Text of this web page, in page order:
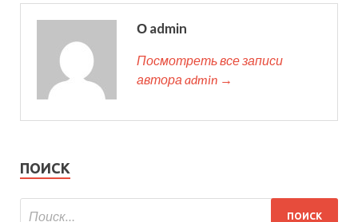
О admin
Посмотреть все записи
автора admin →
ПОИСК